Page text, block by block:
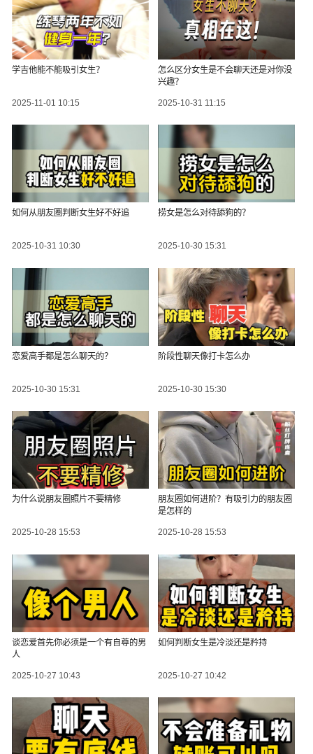
学吉他能不能吸引女生？
2025-11-01 10:15
怎么区分女生是不会聊天还是对你没
兴趣？
2025-10-31 11:15
如何从朋友圈判断女生好不好追
2025-10-31 10:30
捞女是怎么对待舔狗的？
2025-10-30 15:31
恋爱高手都是怎么聊天的？
2025-10-30 15:31
阶段性聊天像打卡怎么办
2025-10-30 15:30
为什么说朋友圈照片不要精修
2025-10-28 15:53
朋友圈如何进阶？有吸引力的朋友圈
是怎样的
2025-10-28 15:53
谈恋爱首先你必须是一个有自尊的男
人
2025-10-27 10:43
如何判断女生是冷淡还是矜持
2025-10-27 10:42